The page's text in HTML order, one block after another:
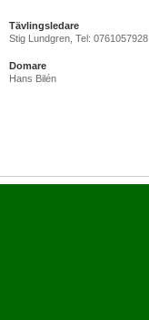
Tävlingsledare
Stig Lundgren, Tel: 0761057928
Domare
Hans Bilén